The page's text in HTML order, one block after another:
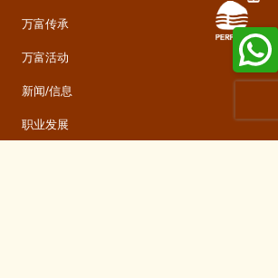
万富传承
万富活动
新闻/信息
职业发展